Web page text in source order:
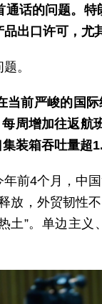
话的问题。
出口许可，尤
。
当前严峻的国
周增加往返
装箱吞吐量
前4个月，中
放，外贸韧性
土”。单边主